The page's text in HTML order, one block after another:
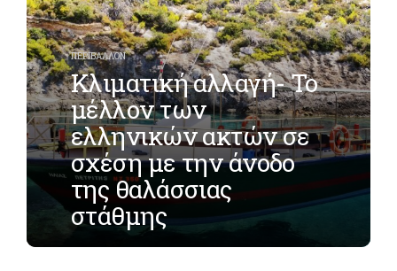
ΠΕΡΙΒΑΛΛΟΝ
Κλιματική αλλαγή- Το
μέλλον των
ελληνικών ακτών σε
σχέση με την άνοδο
της θαλάσσιας
στάθμης